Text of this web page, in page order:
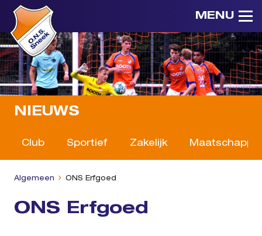
MENU
NIEUWS
Club Sportief Zakelijk
Algemeen ONS Erfgoed
ONS Erfgoed